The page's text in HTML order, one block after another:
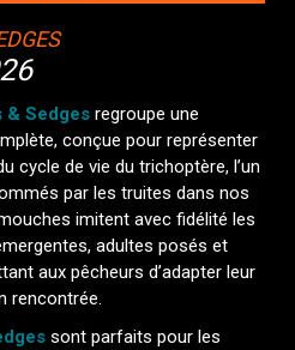
& Sedges regroupe une
conçue pour représenter
cycle de vie du trichoptère, l’un
par les truites dans nos
imitent avec fidélité les
adultes posés et
aux pêcheurs d’adapter leur
rencontrée.
sont parfaits pour les